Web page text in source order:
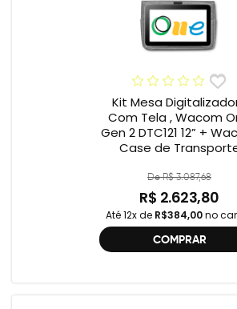
Kit Mesa
Com Tela , Wacom
Gen 2 DTC121 12” +
Case de
De R$ 3.087,68
R$ 2.623,80
Até 12x de R$384,00no
COMPRAR